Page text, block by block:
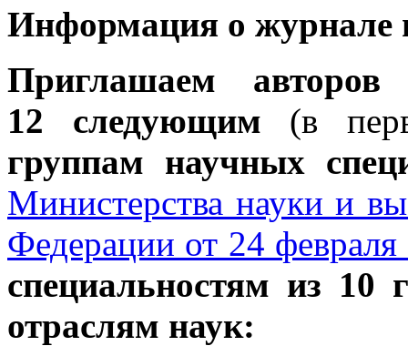
Информация о журнале
Приглашаем
12 следующим (в
группам научных
Министерства науки и
Федерации от 24
специальностям из 10
отраслям наук: